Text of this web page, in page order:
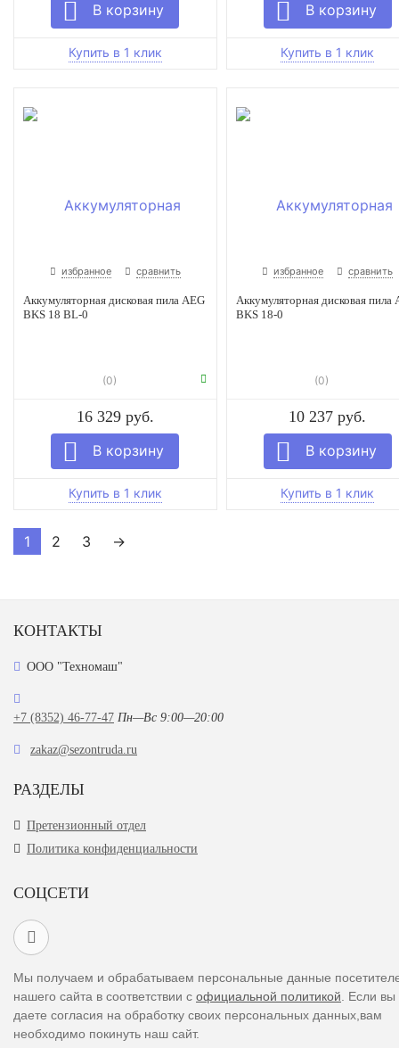
избранное сравнить
Аккумуляторная дисковая пила AEG
BKS 18 BL-0
(0)
16 329 руб.
избранное сравнить
Аккумуляторная дисковая пила
BKS 18-0
(0)
10 237 руб.
1 2 3 →
КОНТАКТЫ
ООО "Техномаш"
+7 (8352) 46-77-47 Пн—Вс 9:00—20:00
zakaz@sezontruda.ru
РАЗДЕЛЫ
Претензионный отдел
Политика конфиденциальности
СОЦСЕТИ
Мы получаем и обрабатываем персональные данные
нашего сайта в соответствии с официальной политикой . Если
даете согласия на обработку своих персональных данных,вам
необходимо покинуть наш сайт.